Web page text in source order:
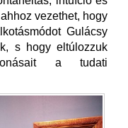
vezethet, hogy
Gulácsy
s hogy eltúlozzuk
a tudati